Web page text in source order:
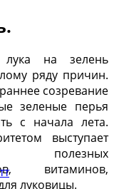
лука на зелень
ряду причин.
созревание
зеленые перья
с начала лета.
выступает
полезных
витаминов,
луковицы.